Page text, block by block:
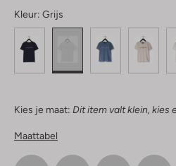
Kleur: Grijs
Kies je maat: Dit item valt klein, kies
Maattabel